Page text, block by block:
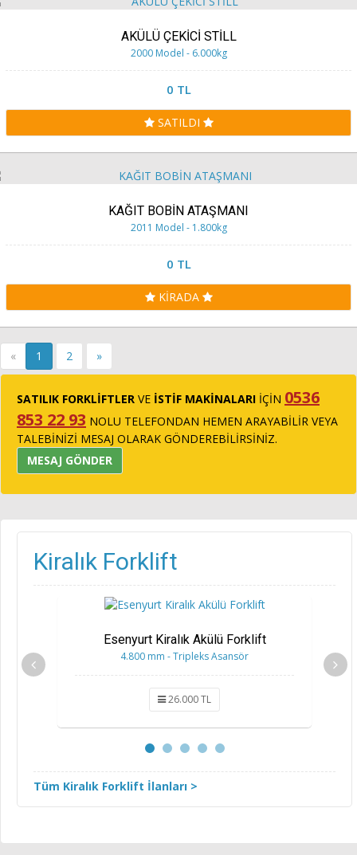
AKÜLÜ ÇEKİCİ STİLL
2000 Model - 6.000kg
0 TL
SATILDI
KAĞIT BOBİN ATAŞMANI
2011 Model - 1.800kg
0 TL
KİRADA
« 1 2 »
SATILIK FORKLİFTLER VE İSTİF MAKİNALARI İÇİN 0536
853 22 93 NOLU TELEFONDAN HEMEN ARAYABİLİR VEYA
TALEBİNİZİ MESAJ OLARAK GÖNDEREBİLİRSİNİZ.
MESAJ GÖNDER
Kiralık Forklift
Esenyurt Kiralık Akülü Forklift
4.800 mm - Tripleks Asansör
26.000 TL
Tüm Kiralık Forklift İlanları >